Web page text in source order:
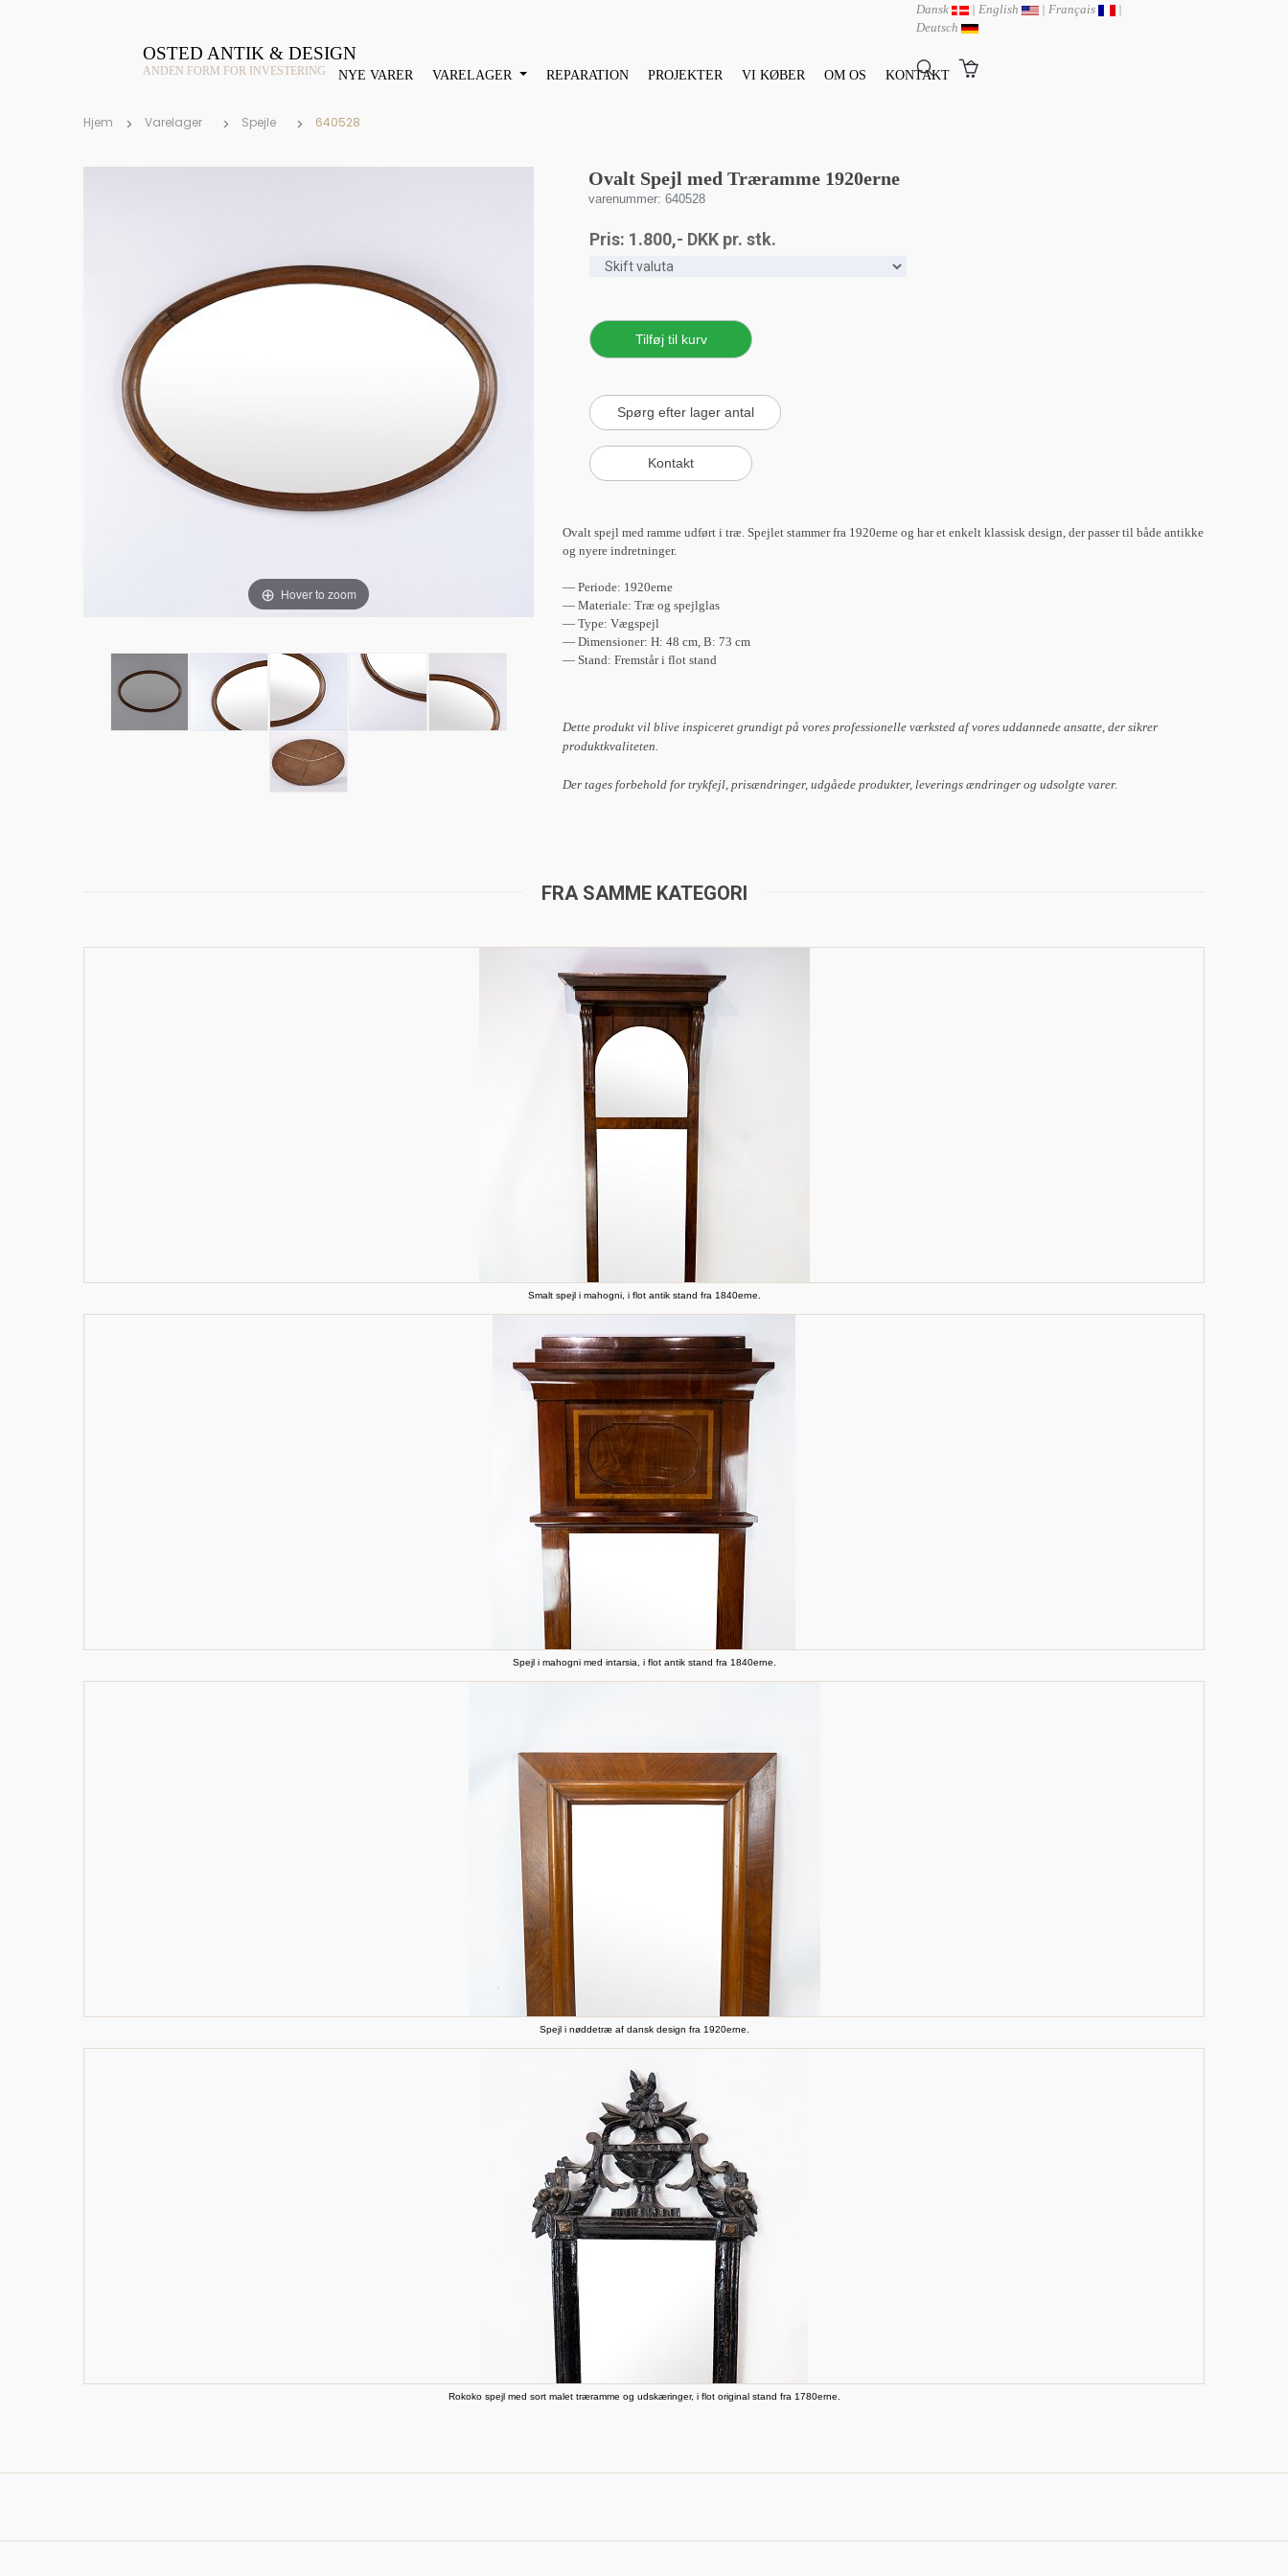
OSTED ANTIK & DESIGN
ANDEN FORM FOR INVESTERING NYE VARER VARELAGER REPARATION PROJEKTER VI KØBER OM OS KONTAKT
Dansk | English | Français
|
Deutsch
Hjem Varelager Spejle 640528
Hover to zoom
Ovalt Spejl med Træramme 1920erne
varenummer: 640528
Pris: 1.800,- DKK pr. stk.
Ovalt spejl med ramme udført i træ. Spejlet stammer fra 1920erne og har et enkelt klassisk design, der passer til både antikke
og nyere indretninger.
— Periode: 1920erne
— Materiale: Træ og spejlglas
— Type: Vægspejl
— Dimensioner: H: 48 cm, B: 73 cm
— Stand: Fremstår i flot stand
Dette produkt vil blive inspiceret grundigt på vores professionelle værksted af vores uddannede ansatte, der sikrer
produktkvaliteten.
Der tages forbehold for trykfejl, prisændringer, udgåede produkter, leverings ændringer og udsolgte varer.
FRA SAMME KATEGORI
Smalt spejl i mahogni, i flot antik stand fra 1840erne.
Spejl i mahogni med intarsia, i flot antik stand fra 1840erne.
Spejl i nøddetræ af dansk design fra 1920erne.
Rokoko spejl med sort malet træramme og udskæringer, i flot original stand fra 1780erne.